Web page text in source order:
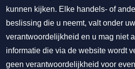
kunnen kijken. Elke handels- of
beslissing die u neemt, valt onder
verantwoordelijkheid en u mag niet
informatie die via de website wordt
geen verantwoordelijkheid voor